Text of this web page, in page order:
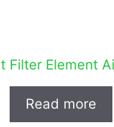
Filter Element
Read more